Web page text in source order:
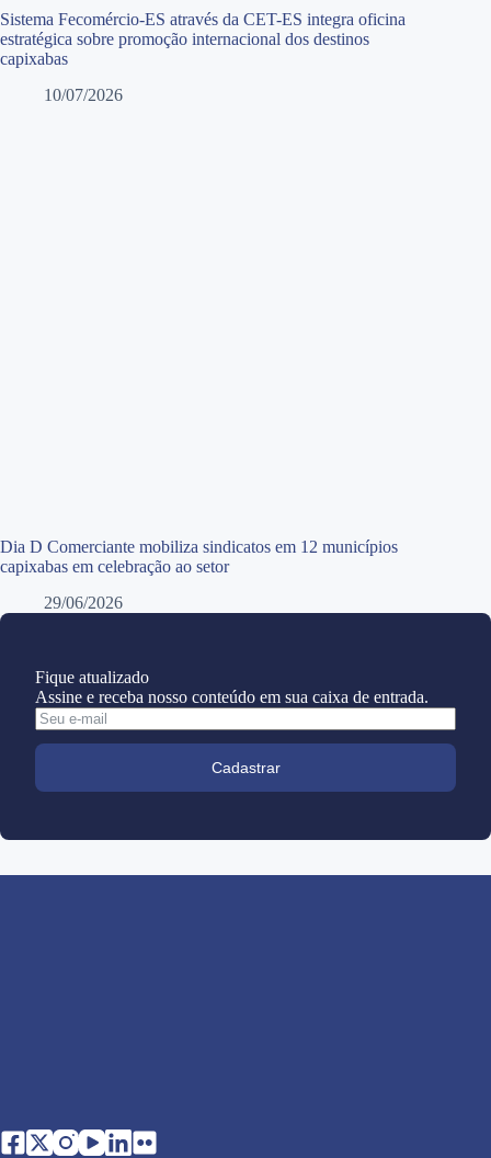
Sistema Fecomércio-ES através da CET-ES integra oficina
estratégica sobre promoção internacional dos destinos
capixabas
10/07/2026
Dia D Comerciante mobiliza sindicatos em 12 municípios
capixabas em celebração ao setor
29/06/2026
Fique atualizado
Assine e receba nosso conteúdo em sua caixa de entrada.
Cadastrar